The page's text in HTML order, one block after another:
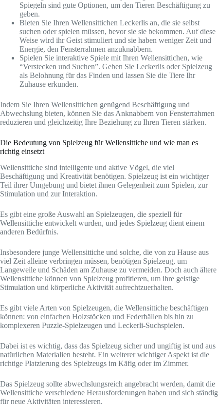
Spiegeln sind gute Optionen, um den Tieren Beschäftigung zu
geben.
Bieten Sie Ihren Wellensittichen Leckerlis an, die sie selbst
suchen oder spielen müssen, bevor sie sie bekommen. Auf diese
Weise wird ihr Geist stimuliert und sie haben weniger Zeit und
Energie, den Fensterrahmen anzuknabbern.
Spielen Sie interaktive Spiele mit Ihren Wellensittichen, wie
“Verstecken und Suchen”. Geben Sie Leckerlis oder Spielzeug
als Belohnung für das Finden und lassen Sie die Tiere Ihr
Zuhause erkunden.
Indem Sie Ihren Wellensittichen genügend Beschäftigung und
Abwechslung bieten, können Sie das Anknabbern von Fensterrahmen
reduzieren und gleichzeitig Ihre Beziehung zu Ihren Tieren stärken.
Die Bedeutung von Spielzeug für Wellensittiche und wie man es
richtig einsetzt
Wellensittiche sind intelligente und aktive Vögel, die viel
Beschäftigung und Kreativität benötigen. Spielzeug ist ein wichtiger
Teil ihrer Umgebung und bietet ihnen Gelegenheit zum Spielen, zur
Stimulation und zur Interaktion.
Es gibt eine große Auswahl an Spielzeugen, die speziell für
Wellensittiche entwickelt wurden, und jedes Spielzeug dient einem
anderen Bedürfnis.
Insbesondere junge Wellensittiche und solche, die von zu Hause aus
viel Zeit alleine verbringen müssen, benötigen Spielzeug, um
Langeweile und Schäden am Zuhause zu vermeiden. Doch auch ältere
Wellensittiche können von Spielzeug profitieren, um ihre geistige
Stimulation und körperliche Aktivität aufrechtzuerhalten.
Es gibt viele Arten von Spielzeugen, die Wellensittiche beschäftigen
können: von einfachen Holzstöcken und Federbällen bis hin zu
komplexeren Puzzle-Spielzeugen und Leckerli-Suchspielen.
Dabei ist es wichtig, dass das Spielzeug sicher und ungiftig ist und aus
natürlichen Materialien besteht. Ein weiterer wichtiger Aspekt ist die
richtige Platzierung des Spielzeugs im Käfig oder im Zimmer.
Das Spielzeug sollte abwechslungsreich angebracht werden, damit die
Wellensittiche verschiedene Herausforderungen haben und sich ständig
für neue Aktivitäten interessieren.